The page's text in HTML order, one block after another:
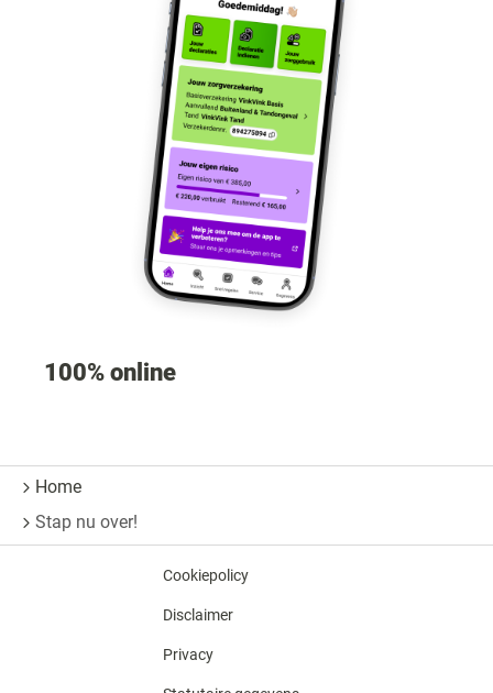
100% online
Home
Stap nu over!
Cookiepolicy
Disclaimer
Privacy